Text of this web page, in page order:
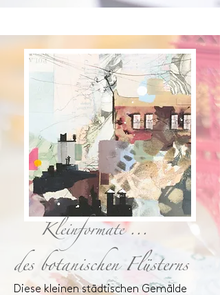
des botanischen Flüsterns
Kleinformate ...
Diese kleinen städtischen Gemälde